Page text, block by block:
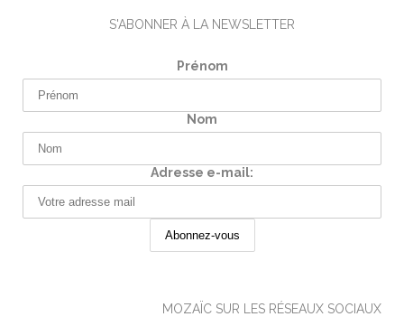
S'ABONNER À LA NEWSLETTER
Prénom
Nom
Adresse e-mail:
MOZAÏC SUR LES RÉSEAUX SOCIAUX